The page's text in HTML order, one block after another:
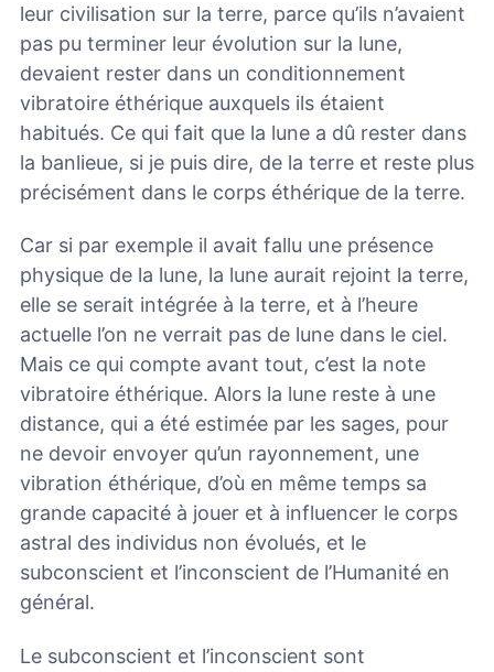
leur civilisation sur la terre, parce qu’ils n’avaient
pas pu terminer leur évolution sur la lune,
devaient rester dans un conditionnement
vibratoire éthérique auxquels ils étaient
habitués. Ce qui fait que la lune a dû rester dans
la banlieue, si je puis dire, de la terre et reste plus
précisément dans le corps éthérique de la terre.
Car si par exemple il avait fallu une présence
physique de la lune, la lune aurait rejoint la terre,
elle se serait intégrée à la terre, et à l’heure
actuelle l’on ne verrait pas de lune dans le ciel.
Mais ce qui compte avant tout, c’est la note
vibratoire éthérique. Alors la lune reste à une
distance, qui a été estimée par les sages, pour
ne devoir envoyer qu’un rayonnement, une
vibration éthérique, d’où en même temps sa
grande capacité à jouer et à influencer le corps
astral des individus non évolués, et le
subconscient et l’inconscient de l’Humanité en
général.
Le subconscient et l’inconscient sont